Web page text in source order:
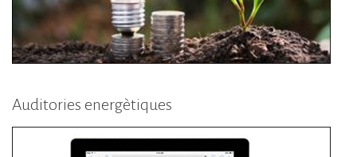
Auditories energètiques